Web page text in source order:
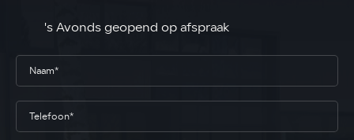
's Avonds geopend op afspraak